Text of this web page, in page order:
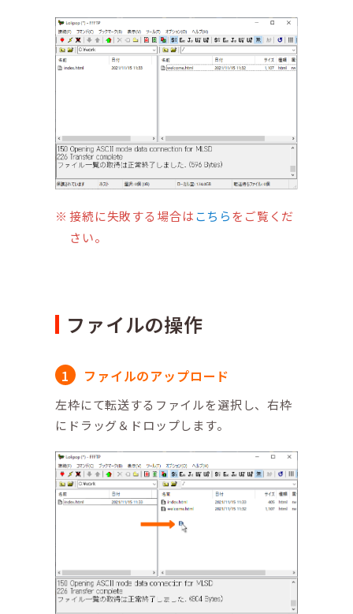
接続に失敗する場合はこちらをご覧くだ
さい。
ファイルの操作
ファイルのアップロード
左枠にて転送するファイルを選択し、右枠
にドラッグ＆ドロップします。